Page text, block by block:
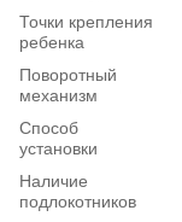
Точки крепления
ребенка
Поворотный
механизм
Способ
установки
Наличие
подлокотников